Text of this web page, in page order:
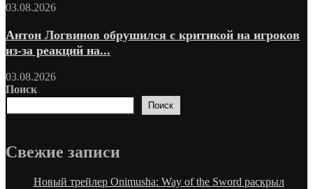
03.08.2026
Антон Логвинов обрушился с критикой на игроков
из-за реакций на...
03.08.2026
Поиск
Поиск
Свежие запиcи
Новый трейлер Onimusha: Way of the Sword раскрыл